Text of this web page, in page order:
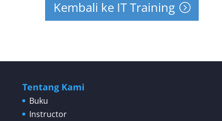
Kembali ke IT Training
Tentang Kami
Buku
Instructor